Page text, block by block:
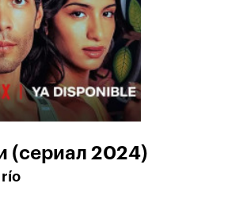
(сериал 2024)
río